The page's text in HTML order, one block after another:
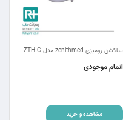
ساکشن رومیزی zenithmed مدل ZTH-C
اتمام موجودی
مشاهده و خرید